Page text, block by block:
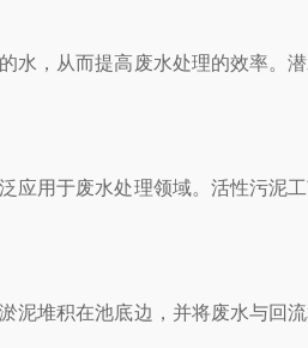
从而提高废水处理的效率。
于废水处理领域。活性污泥
积在池底边，并将废水与回